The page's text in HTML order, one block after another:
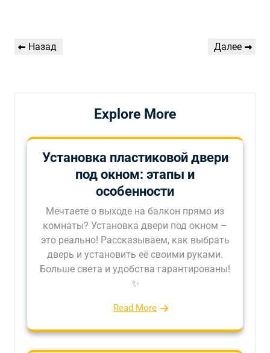
Навигация
Предыдущая
Назад
Следующая
Далее
Explore More
Установка пластиковой двери
под окном: этапы и
особенности
Мечтаете о выходе на балкон прямо из
комнаты? Установка двери под окном –
это реально! Рассказываем, как выбрать
дверь и установить её своими руками.
Больше света и удобства гарантированы!
✨
Read More